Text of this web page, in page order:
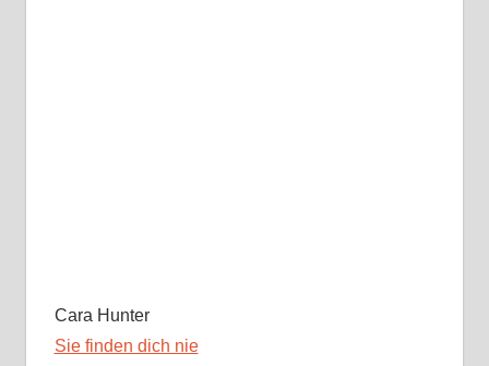
Cara Hunter
Sie finden dich nie